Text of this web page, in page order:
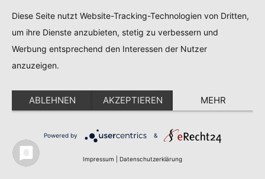
Diese Seite nutzt Website-Tracking-Technologien von Dritten,
um ihre Dienste anzubieten, stetig zu verbessern und
Werbung entsprechend den Interessen der Nutzer
anzuzeigen.
ABLEHNEN AKZEPTIEREN MEHR
Powered by &
Impressum Datenschutzerklärung